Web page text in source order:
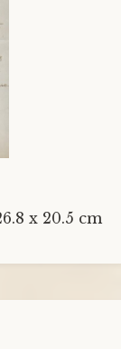
x 20.5 cm